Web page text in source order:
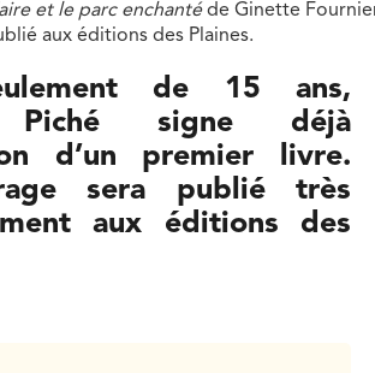
et le parc enchantéde Ginette
aux éditions des Plaines.
de 15 ans,
Piché signe déjà
d’un premier livre.
sera publié très
aux éditions des